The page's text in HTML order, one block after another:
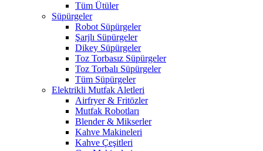
Tüm Ütüler
Süpürgeler
Robot Süpürgeler
Şarjlı Süpürgeler
Dikey Süpürgeler
Toz Torbasız Süpürgeler
Toz Torbalı Süpürgeler
Tüm Süpürgeler
Elektrikli Mutfak Aletleri
Airfryer & Fritözler
Mutfak Robotları
Blender & Mikserler
Kahve Makineleri
Kahve Çeşitleri